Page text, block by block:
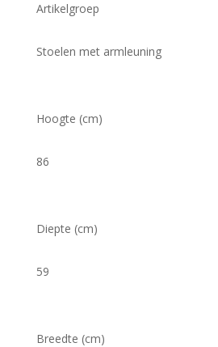
Artikelgroep
Stoelen met armleuning
Hoogte (cm)
86
Diepte (cm)
59
Breedte (cm)